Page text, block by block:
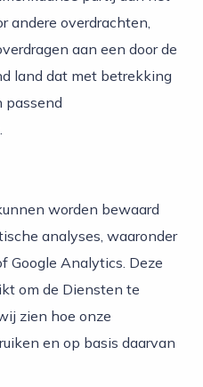
andere overdrachten,
aan een door de
land dat met betrekking
passend
worden bewaard
analyses, waaronder
Google Analytics. Deze
om de Diensten te
zien hoe onze
en op basis daarvan